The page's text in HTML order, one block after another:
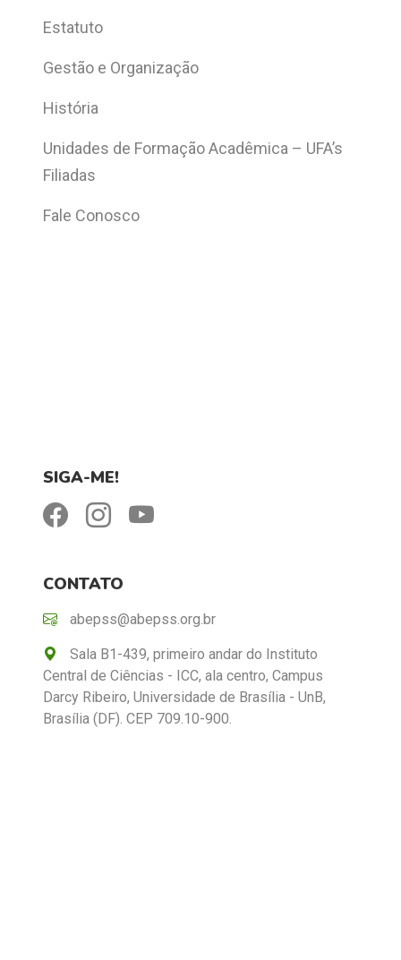
Estatuto
Gestão e Organização
História
Unidades de Formação Acadêmica – UFA’s
Filiadas
Fale Conosco
SIGA-ME!
CONTATO
abepss@abepss.org.br
Sala B1-439, primeiro andar do Instituto
Central de Ciências - ICC, ala centro, Campus
Darcy Ribeiro, Universidade de Brasília - UnB,
Brasília (DF). CEP 709.10-900.